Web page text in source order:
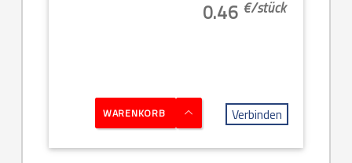
0.46 €/stück
WARENKORB Verbinden